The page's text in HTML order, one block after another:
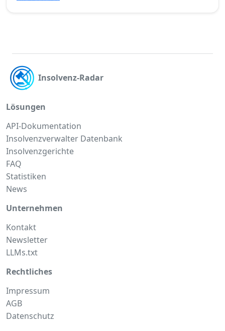
Insolvenz-Radar
Lösungen
API-Dokumentation
Insolvenzverwalter Datenbank
Insolvenzgerichte
FAQ
Statistiken
News
Unternehmen
Kontakt
Newsletter
LLMs.txt
Rechtliches
Impressum
AGB
Datenschutz